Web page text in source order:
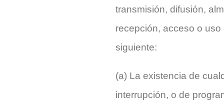
transmisión, difusión,
recepción, acceso o uso
siguiente:
(a) La existencia de
interrupción, o de